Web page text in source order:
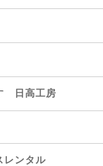
日高工房
レンタル